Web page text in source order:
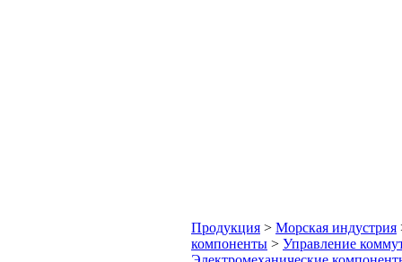
Продукция > Морская индустрия
компоненты > Управление